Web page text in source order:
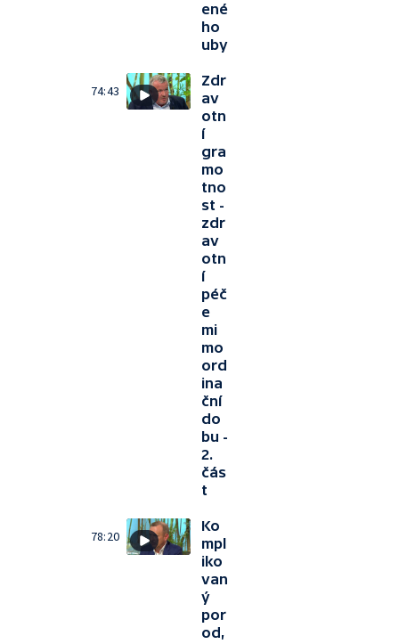
ené
ho
uby
74:43
Zdr
av
otn
í
gra
mo
tno
st -
zdr
av
otn
í
péč
e
mi
mo
ord
ina
ční
do
bu -
2.
čás
t
78:20
Ko
mpl
iko
van
ý
por
od,